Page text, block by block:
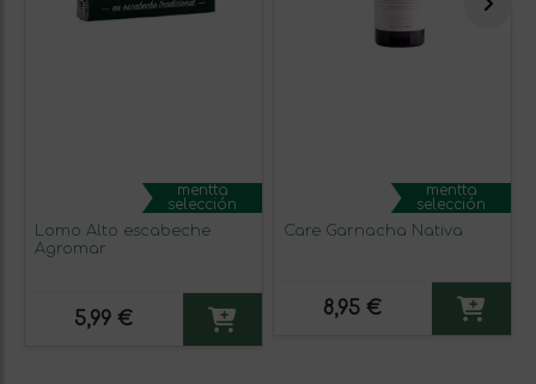
mentta
selección
Lomo Alto escabeche
Agromar
5,99 €
mentta
selección
Care Garnacha Nativa
8,95 €